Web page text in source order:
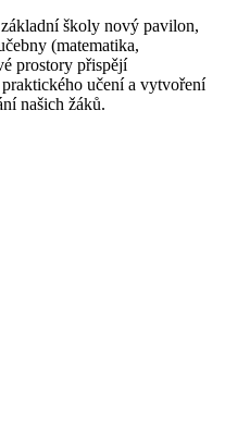
školy nový pavilon,
(matematika,
prostory přispějí
učení a vytvoření
našich žáků.